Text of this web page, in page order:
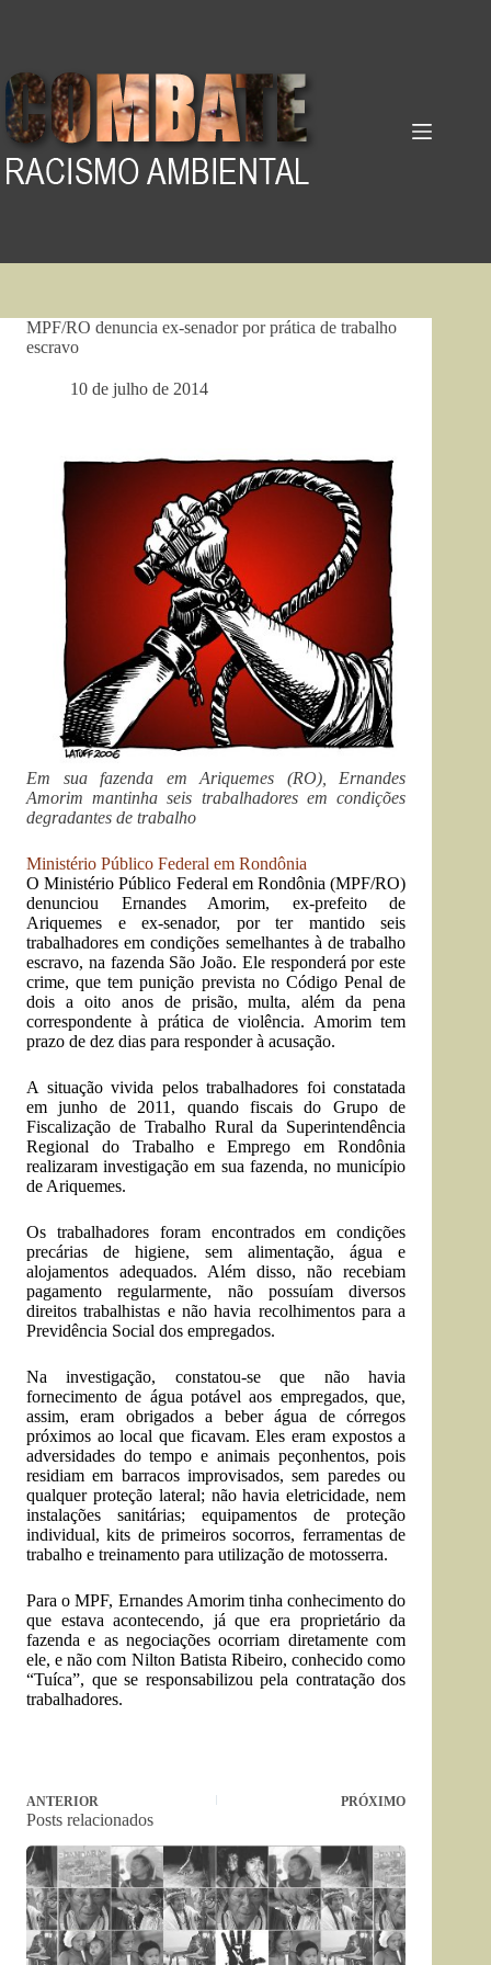
MPF/RO denuncia ex-senador por prática de trabalho
escravo
10 de julho de 2014
Em sua fazenda em Ariquemes (RO), Ernandes
Amorim mantinha seis trabalhadores em condições
degradantes de trabalho
Ministério Público Federal em Rondônia
O Ministério Público Federal em Rondônia (MPF/RO)
denunciou Ernandes Amorim, ex-prefeito de
Ariquemes e ex-senador, por ter mantido seis
trabalhadores em condições semelhantes à de trabalho
escravo, na fazenda São João. Ele responderá por este
crime, que tem punição prevista no Código Penal de
dois a oito anos de prisão, multa, além da pena
correspondente à prática de violência. Amorim tem
prazo de dez dias para responder à acusação.
A situação vivida pelos trabalhadores foi constatada
em junho de 2011, quando fiscais do Grupo de
Fiscalização de Trabalho Rural da Superintendência
Regional do Trabalho e Emprego em Rondônia
realizaram investigação em sua fazenda, no município
de Ariquemes.
Os trabalhadores foram encontrados em condições
precárias de higiene, sem alimentação, água e
alojamentos adequados. Além disso, não recebiam
pagamento regularmente, não possuíam diversos
direitos trabalhistas e não havia recolhimentos para a
Previdência Social dos empregados.
Na investigação, constatou-se que não havia
fornecimento de água potável aos empregados, que,
assim, eram obrigados a beber água de córregos
próximos ao local que ficavam. Eles eram expostos a
adversidades do tempo e animais peçonhentos, pois
residiam em barracos improvisados, sem paredes ou
qualquer proteção lateral; não havia eletricidade, nem
instalações sanitárias; equipamentos de proteção
individual, kits de primeiros socorros, ferramentas de
trabalho e treinamento para utilização de motosserra.
Para o MPF, Ernandes Amorim tinha conhecimento do
que estava acontecendo, já que era proprietário da
fazenda e as negociações ocorriam diretamente com
ele, e não com Nilton Batista Ribeiro, conhecido como
“Tuíca”, que se responsabilizou pela contratação dos
trabalhadores.
ANTERIOR PRÓXIMO
Posts relacionados